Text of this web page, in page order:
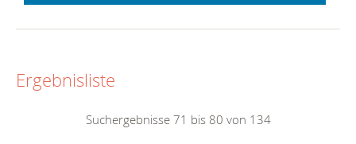
Ergebnisliste
Suchergebnisse 71 bis 80 von 134